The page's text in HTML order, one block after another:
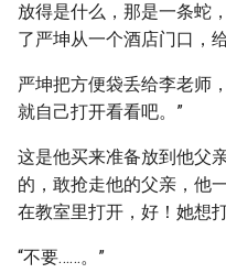
放得是什么，那是一条蛇
了严坤从一个酒店门口，
严坤把方便袋丢给李老师
就自己打开看看吧。”
这是他买来准备放到他父
的，敢抢走他的父亲，他
在教室里打开，好！她想
“不要……。”